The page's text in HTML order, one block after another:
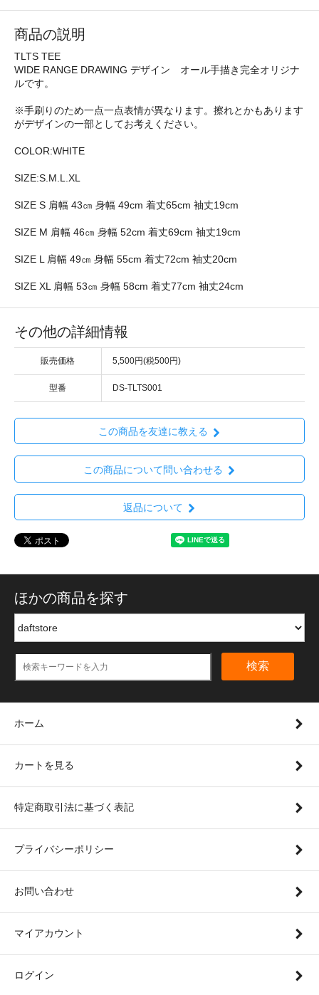
商品の説明
TLTS TEE
WIDE RANGE DRAWING デザイン オール手描き完全オリジナ
ルです。
※手刷りのため一点一点表情が異なります。擦れとかもあります
がデザインの一部としてお考えください。
COLOR:WHITE
SIZE:S.M.L.XL
SIZE S 肩幅 43㎝ 身幅 49cm 着丈65cm 袖丈19cm
SIZE M 肩幅 46㎝ 身幅 52cm 着丈69cm 袖丈19cm
SIZE L 肩幅 49㎝ 身幅 55cm 着丈72cm 袖丈20cm
SIZE XL 肩幅 53㎝ 身幅 58cm 着丈77cm 袖丈24cm
その他の詳細情報
販売価格 5,500円(税500円)
型番 DS-TLTS001
この商品を友達に教える
この商品について問い合わせる
返品について
ほかの商品を探す
検索
ホーム
カートを見る
特定商取引法に基づく表記
プライバシーポリシー
お問い合わせ
マイアカウント
ログイン